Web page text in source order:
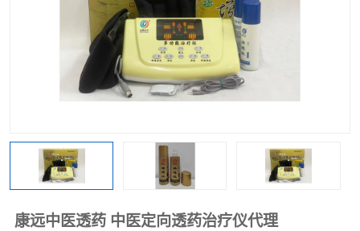
康远中医透药 中医定向透药治疗仪代理